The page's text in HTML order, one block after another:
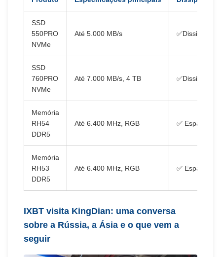
SSD
550PRO
NVMe
Até 5.000 MB/s ✅Dissipador
SSD
760PRO
NVMe
Até 7.000 MB/s, 4 TB ✅Dissipador
Memória
RH54
DDR5
Até 6.400 MHz, RGB ✅
Memória
RH53
DDR5
Até 6.400 MHz, RGB ✅
IXBT visita KingDian: uma conversa
sobre a Rússia, a Ásia e o que vem a
seguir